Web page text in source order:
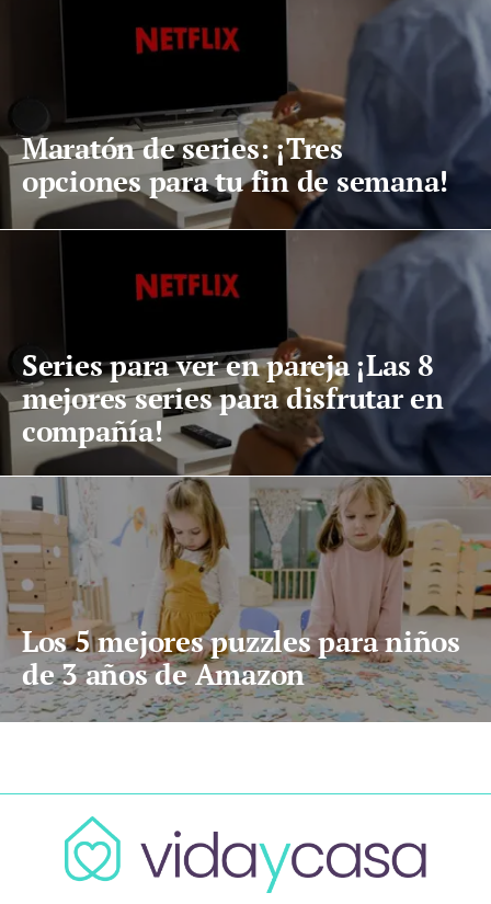
Maratón de series: ¡Tres
opciones para tu fin de semana!
Series para ver en pareja ¡Las 8
mejores series para disfrutar en
compañía!
Los 5 mejores puzzles para niños
de 3 años de Amazon